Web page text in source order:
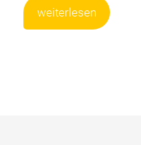
weiterlesen